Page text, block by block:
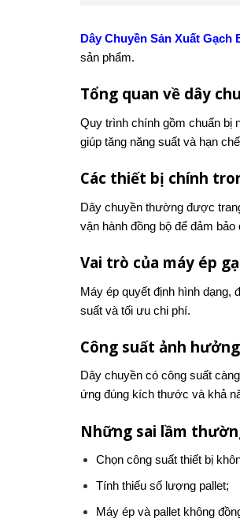
Dây Chuyền Sản Xuất Gạch
sản phẩm.
Tổng quan về dây
Quy trình chính gồm chuẩn bị
giúp tăng năng suất và hạn
Các thiết bị chính
Dây chuyền thường được
vận hành đồng bộ để đảm
Vai trò của máy ép
Máy ép quyết định hình dạng,
suất và tối ưu chi phí.
Công suất ảnh
Dây chuyền có công suất
ứng đúng kích thước và khả
Những sai lầm
Chọn công suất thiết bị
Tính thiếu số lượng pallet;
Máy ép và pallet không